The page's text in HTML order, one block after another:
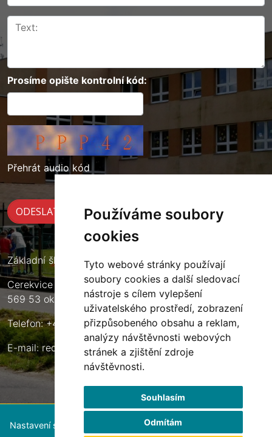
Používáme soubory
cookies
Tyto webové stránky používají
soubory cookies a další sledovací
nástroje s cílem vylepšení
uživatelského prostředí, zobrazení
přizpůsobeného obsahu a reklam,
analýzy návštěvnosti webových
stránek a zjištění zdroje
návštěvnosti.
Souhlasím
Odmítám
Prosíme opište kontrolní kód:
Přehrát audio kód
Základní škola Cerekvice nad Loučnou
Cerekvice nad Loučnou 135
569 53 okres Svitavy
Telefon: +420 461 633 140
E-mail:reditel@zscerekvice.cz
Nastavení souborů cookie